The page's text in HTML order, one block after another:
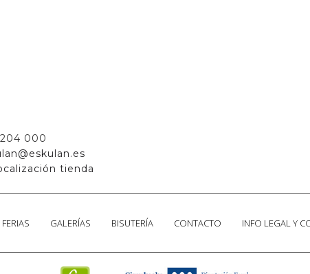
000
tienda
FERIAS GALERÍAS BISUTERÍA CONTACTO INFO LEGAL Y